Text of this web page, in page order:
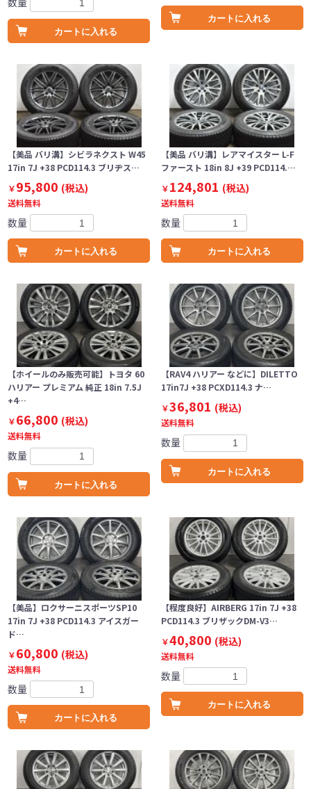
カートに入れる
カートに入れる
【美品 バリ溝】シビラネクスト W45
17in 7J +38 PCD114.3 ブリヂス…
￥95,800 (税込)
送料無料
数量
カートに入れる
【美品 バリ溝】レアマイスター L-F
ファースト 18in 8J +39 PCD114.…
￥124,801 (税込)
送料無料
数量
カートに入れる
【ホイールのみ販売可能】トヨタ 60
ハリアー プレミアム 純正 18in 7.5J
+4…
￥66,800 (税込)
送料無料
数量
カートに入れる
【RAV4 ハリアー などに】DILETTO
17in7J +38 PCXD114.3 ナ…
￥36,801 (税込)
送料無料
数量
カートに入れる
【美品】ロクサーニスポーツSP10
17in 7J +38 PCD114.3 アイスガー
ド…
￥60,800 (税込)
送料無料
数量
カートに入れる
【程度良好】AIRBERG 17in 7J +38
PCD114.3 ブリザックDM-V3…
￥40,800 (税込)
送料無料
数量
カートに入れる